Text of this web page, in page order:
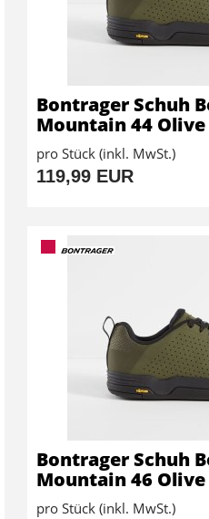
Bontrager Schuh
Mountain 44
pro Stück (inkl. MwSt.)
119,99 EUR
Bontrager Schuh
Mountain 46
pro Stück (inkl. MwSt.)